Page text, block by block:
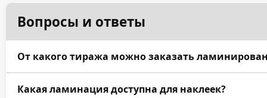
Вопросы и ответы
От какого тиража можно заказать
Мы изготавливаем ламинированные наклейки от 1
Какая ламинация доступна для наклеек?